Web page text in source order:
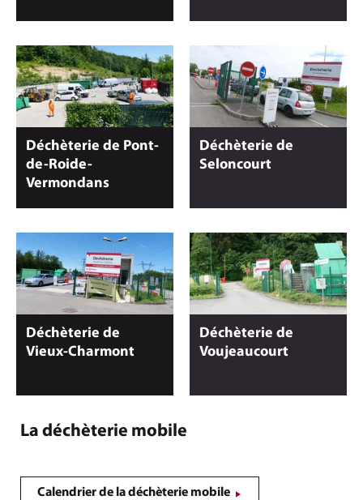
Déchèterie de Pont-
de-Roide-
Vermondans
Déchèterie de
Seloncourt
Déchèterie de
Vieux-Charmont
Déchèterie de
Voujeaucourt
La déchèterie mobile
Calendrier de la déchèterie mobile